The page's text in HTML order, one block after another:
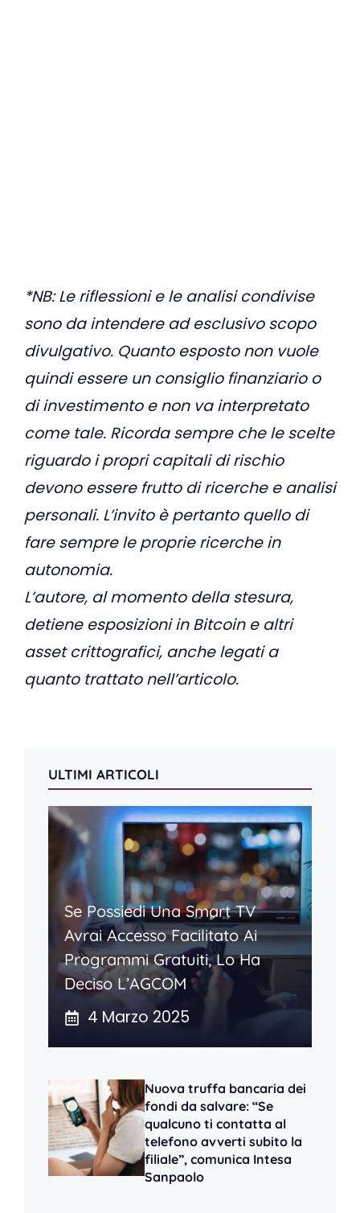
*NB: Le riflessioni e le analisi condivise
sono da intendere ad esclusivo scopo
divulgativo. Quanto esposto non vuole
quindi essere un consiglio finanziario o
di investimento e non va interpretato
come tale. Ricorda sempre che le scelte
riguardo i propri capitali di rischio
devono essere frutto di ricerche e analisi
personali. L’invito è pertanto quello di
fare sempre le proprie ricerche in
autonomia.
L’autore, al momento della stesura,
detiene esposizioni in Bitcoin e altri
asset crittografici, anche legati a
quanto trattato nell’articolo.
ULTIMI ARTICOLI
Se Possiedi Una Smart TV
Avrai Accesso Facilitato Ai
Programmi Gratuiti, Lo Ha
Deciso L’AGCOM
4 Marzo 2025
Nuova truffa bancaria dei
fondi da salvare: “Se
qualcuno ti contatta al
telefono avverti subito la
filiale”, comunica Intesa
Sanpaolo